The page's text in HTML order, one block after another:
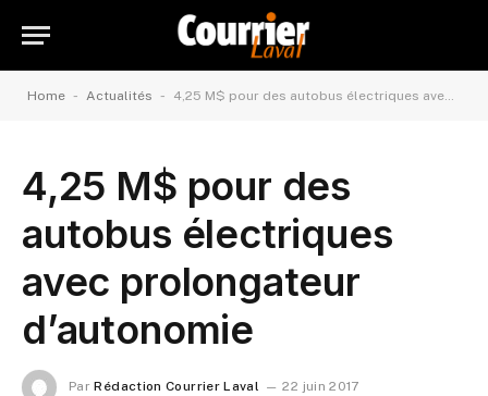
Home - Actualités - 4,25 M$ pour des autobus électriques avec prolongateur d’autonomie
4,25 M$ pour des
autobus électriques
avec prolongateur
d’autonomie
Par Rédaction Courrier Laval 22 juin 2017